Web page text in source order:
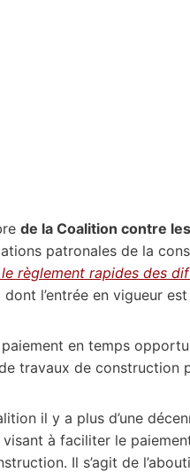
de la Coalition contre
patronales de la
règlement rapides des
l’entrée en vigueur
en temps
travaux de construction
il y a plus d’une
visant à faciliter le
Il s’agit de